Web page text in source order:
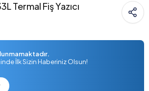
Termal Fiş Yazıcı
İlk Sizin Haberiniz Olsun!